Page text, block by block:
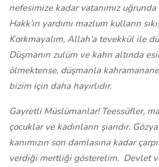
nefesimize kadar vatanımız uğrunda
Hakk’ın yardımı mazlum kulların
Korkmayalım, Allah’a tevekkül ile
Düşmanın zulüm ve kahrı altında
ölmektense, düşmanla
bizim için daha hayırlıdır.
Gayretli Müslümanlar! Teessüfler,
çocuklar ve kadınların şiarıdır.
kanımızın son damlasına kadar
verdiği mertliği gösterelim. Devlet